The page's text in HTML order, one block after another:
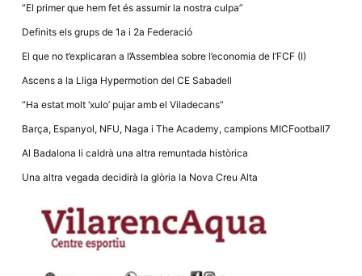
“El primer que hem fet és assumir la nostra culpa”
Definits els grups de 1a i 2a Federació
El que no t’explicaran a l’Assemblea sobre l’economia de l’FCF (I)
Ascens a la Lliga Hypermotion del CE Sabadell
“Ha estat molt ‘xulo’ pujar amb el Viladecans”
Barça, Espanyol, NFU, Naga i The Academy, campions MICFootball7
Al Badalona li caldrà una altra remuntada històrica
Una altra vegada decidirà la glòria la Nova Creu Alta
Necessàries
Aquestes
són
necessàries
per al
tècnic de la